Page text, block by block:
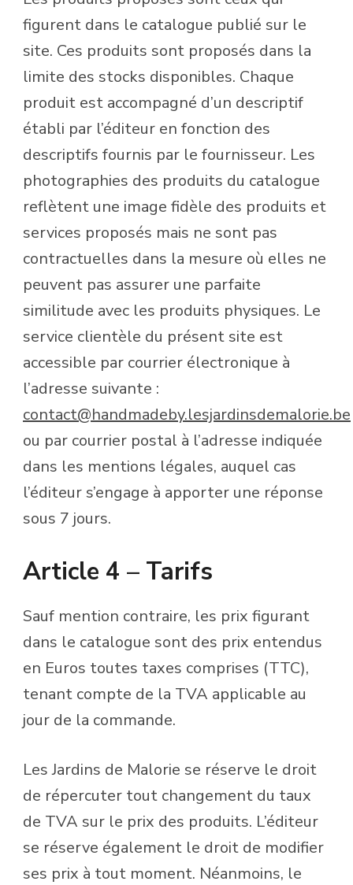
figurent dans le catalogue publié sur le
site. Ces produits sont proposés dans la
limite des stocks disponibles. Chaque
produit est accompagné d’un descriptif
établi par l’éditeur en fonction des
descriptifs fournis par le fournisseur. Les
photographies des produits du catalogue
reflètent une image fidèle des produits et
services proposés mais ne sont pas
contractuelles dans la mesure où elles ne
peuvent pas assurer une parfaite
similitude avec les produits physiques. Le
service clientèle du présent site est
accessible par courrier électronique à
l’adresse suivante :
contact@handmadeby.lesjardinsdemalorie.be
ou par courrier postal à l’adresse indiquée
dans les mentions légales, auquel cas
l’éditeur s’engage à apporter une réponse
sous 7 jours.
Article 4 – Tarifs
Sauf mention contraire, les prix figurant
dans le catalogue sont des prix entendus
en Euros toutes taxes comprises (TTC),
tenant compte de la TVA applicable au
jour de la commande.
Les Jardins de Malorie se réserve le droit
de répercuter tout changement du taux
de TVA sur le prix des produits. L’éditeur
se réserve également le droit de modifier
ses prix à tout moment. Néanmoins, le